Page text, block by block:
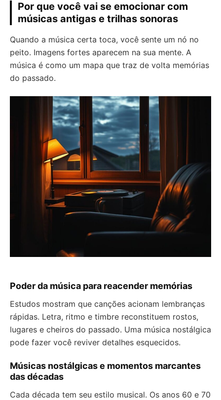
Por que você vai se emocionar com
músicas antigas e trilhas sonoras
Quando a música certa toca, você sente um nó no
peito. Imagens fortes aparecem na sua mente. A
música é como um mapa que traz de volta memórias
do passado.
Poder da música para reacender memórias
Estudos mostram que canções acionam lembranças
rápidas. Letra, ritmo e timbre reconstituem rostos,
lugares e cheiros do passado. Uma música nostálgica
pode fazer você reviver detalhes esquecidos.
Músicas nostálgicas e momentos marcantes
das décadas
Cada década tem seu estilo musical. Os anos 60 e 70